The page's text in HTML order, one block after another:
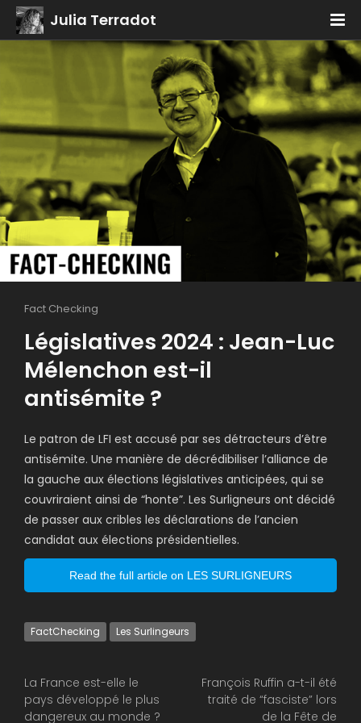
Julia Terradot
Fact Checking
Législatives 2024 : Jean-Luc
Mélenchon est-il
antisémite ?
Le patron de LFI est accusé par ses détracteurs d’être
antisémite. Une manière de décrédibiliser l’alliance de
la gauche aux élections législatives anticipées, qui se
couvriraient ainsi de “honte”. Les Surligneurs ont décidé
de passer aux cribles les déclarations de l’ancien
candidat aux élections présidentielles.
Read the full article on LES SURLIGNEURS
FactChecking Les Surlingeurs
La France est-elle le
pays développé le plus
dangereux au monde ?
François Ruffin a-t-il été
traité de “fasciste” lors
de la Fête de